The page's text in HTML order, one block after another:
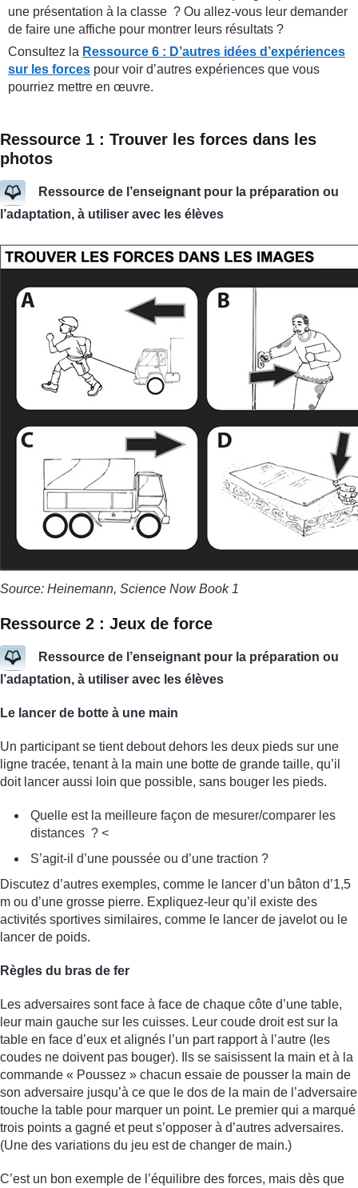
une présentation à la classe ? Ou allez-vous leur demander
de faire une affiche pour montrer leurs résultats ?
Consultez la Ressource 6 : D’autres idées d’expériences
sur les forces pour voir d’autres expériences que vous
pourriez mettre en œuvre.
Ressource 1 : Trouver les forces dans les
photos
Ressource de l’enseignant pour la préparation ou
l’adaptation, à utiliser avec les élèves
Source: Heinemann, Science Now Book 1
Ressource 2 : Jeux de force
Ressource de l’enseignant pour la préparation ou
l’adaptation, à utiliser avec les élèves
Le lancer de botte à une main
Un participant se tient debout dehors les deux pieds sur une
ligne tracée, tenant à la main une botte de grande taille, qu’il
doit lancer aussi loin que possible, sans bouger les pieds.
Quelle est la meilleure façon de mesurer/comparer les
distances ? <
S’agit-il d’une poussée ou d’une traction ?
Discutez d’autres exemples, comme le lancer d’un bâton d’1,5
m ou d’une grosse pierre. Expliquez-leur qu’il existe des
activités sportives similaires, comme le lancer de javelot ou le
lancer de poids.
Règles du bras de fer
Les adversaires sont face à face de chaque côte d’une table,
leur main gauche sur les cuisses. Leur coude droit est sur la
table en face d’eux et alignés l’un part rapport à l’autre (les
coudes ne doivent pas bouger). Ils se saisissent la main et à la
commande « Poussez » chacun essaie de pousser la main de
son adversaire jusqu’à ce que le dos de la main de l’adversaire
touche la table pour marquer un point. Le premier qui a marqué
trois points a gagné et peut s’opposer à d’autres adversaires.
(Une des variations du jeu est de changer de main.)
C’est un bon exemple de l’équilibre des forces, mais dès que